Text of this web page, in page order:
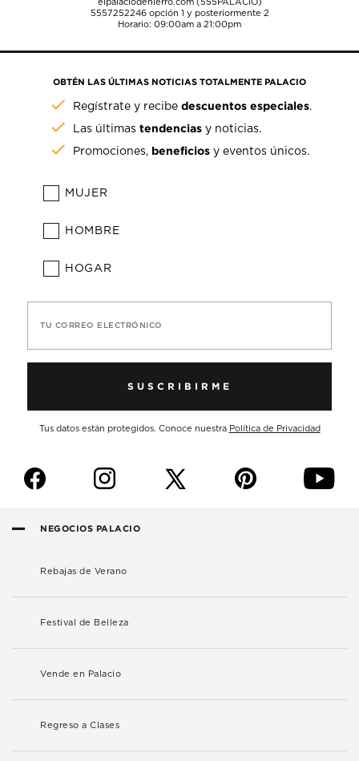
elpalaciodehierro.com (555PALACIO)
5557252246opción 1 y posteriormente 2
Horario: 09:00am a 21:00pm
OBTÉN LAS ÚLTIMAS NOTICIAS TOTALMENTE PALACIO
Regístrate y recibedescuentos especiales.
Las últimastendencias y noticias.
Promociones, beneficios y eventos únicos.
MUJER
HOMBRE
HOGAR
TU CORREO ELECTRÓNICO
SUSCRIBIRME
Tus datos están protegidos. Conoce nuestra Política de Privacidad
f i p y
NEGOCIOS PALACIO
Rebajas de Verano
Festival de Belleza
Vende en Palacio
Regreso a Clases